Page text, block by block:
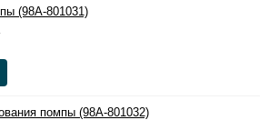
(98A-801031)
помпы (98A-801032)